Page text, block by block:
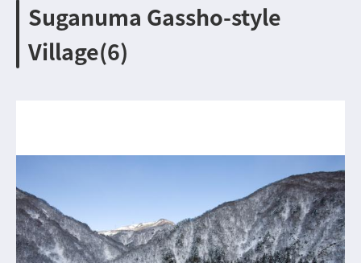
Suganuma Gassho-style
Village(6)